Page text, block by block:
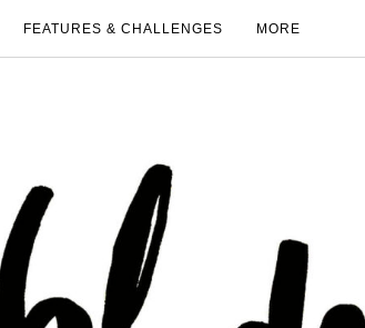
FEATURES & CHALLENGES MORE